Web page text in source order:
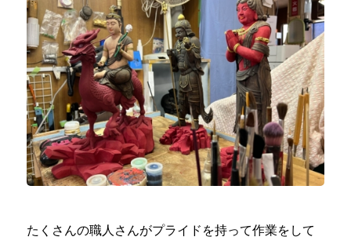
たくさんの職人さんがプライドを持って作業をして